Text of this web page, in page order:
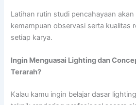
Latihan rutin studi pencahayaan
kemampuan observasi serta kualitas
setiap karya.
Ingin Menguasai Lighting dan
Terarah?
Kalau kamu ingin belajar dasar